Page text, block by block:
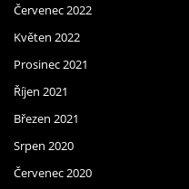
Červenec 2022
Květen 2022
Prosinec 2021
Říjen 2021
Březen 2021
Srpen 2020
Červenec 2020